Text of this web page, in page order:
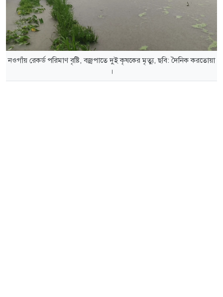
নওগাঁয় রেকর্ড পরিমাণ বৃষ্টি, বজ্রপাতে দুই কৃষকের মৃত্যু, ছবি: দৈনিক করতোয়া
।